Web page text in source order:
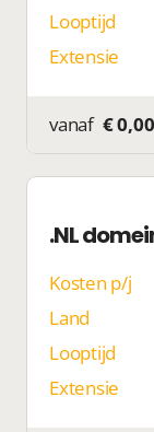
Looptijd
Extensie
vanaf € 0,00
.NL
Kosten p/j
Land
Looptijd
Extensie